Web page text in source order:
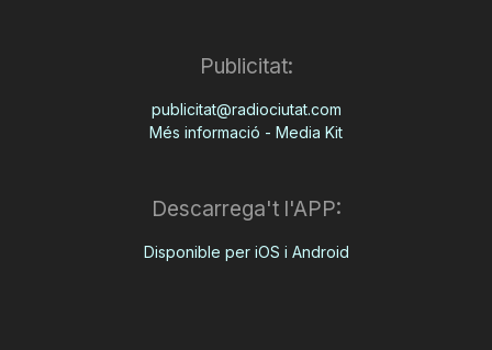
Publicitat:
publicitat@radiociutat.com
Més informació - Media Kit
Descarrega't l'APP:
Disponible per iOS i Android